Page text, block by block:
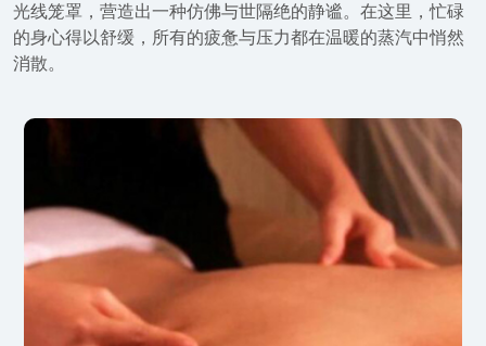
光线笼罩，营造出一种仿佛与世隔绝的静谧。在这里，忙碌
的身心得以舒缓，所有的疲惫与压力都在温暖的蒸汽中悄然
消散。